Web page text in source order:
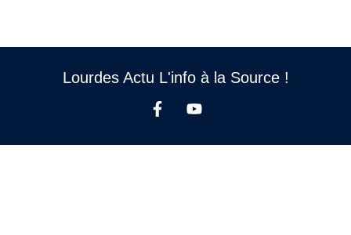
Lourdes Actu L'info à la Source !